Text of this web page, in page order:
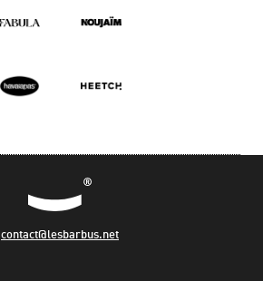
contact@lesbarbus.net